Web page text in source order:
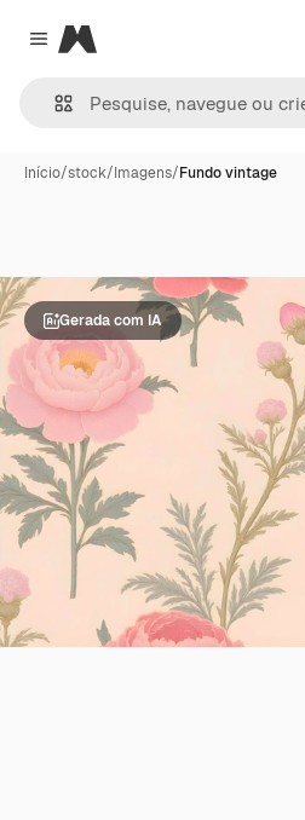
Close menu
Magnific
Início/stock/Imagens/Fundo vintage
Gerada com IA